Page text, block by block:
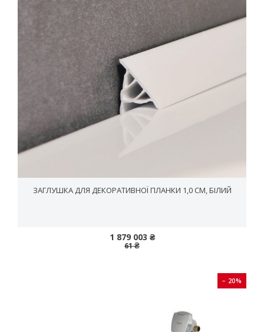
ЗАГЛУШКА ДЛЯ ДЕКОРАТИВНОЇ ПЛАНКИ 1,0 СМ, БІЛИЙ
1 879 003 ₴
61 ₴
− 20%